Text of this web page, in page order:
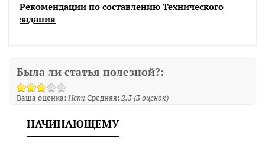
Рекомендации по составлению Технического
задания
Была ли статья полезной?:
Ваша оценка:Нет Средняя:2.3(3оценок)
НАЧИНАЮЩЕМУ